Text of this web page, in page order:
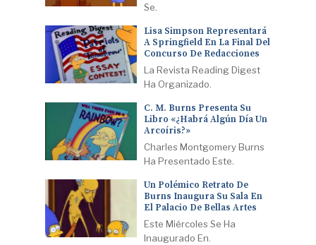
Se.
Lisa Simpson Representará
A Springfield En La Final Del
Concurso De Redacciones
La Revista Reading Digest
Ha Organizado.
C. M. Burns Presenta Su
Libro «¿Habrá Algún Día Un
Arcoíris?»
Charles Montgomery Burns
Ha Presentado Este.
Un Polémico Retrato De
Burns Inaugura Su Sala En
El Palacio De Bellas Artes
Este Miércoles Se Ha
Inaugurado En.